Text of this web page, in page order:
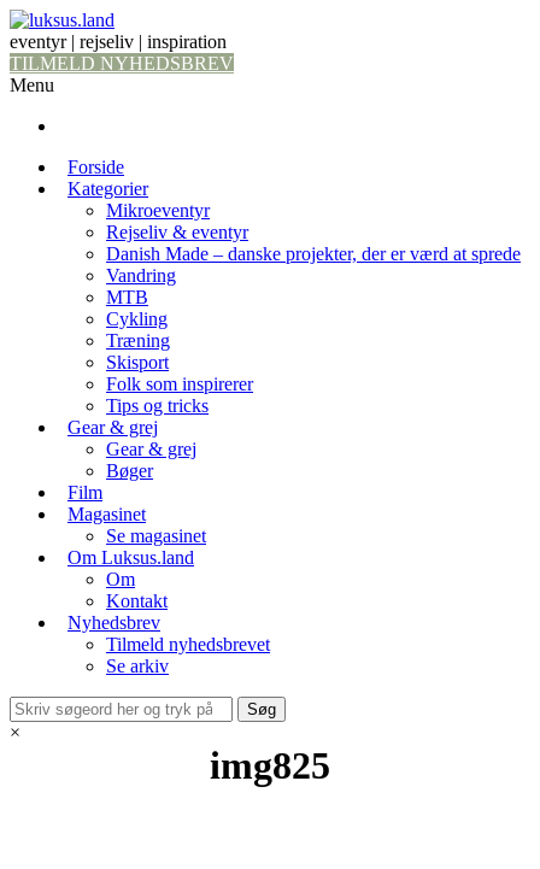
eventyr | rejseliv | inspiration
TILMELD NYHEDSBREV
Menu
Forside
Kategorier
Mikroeventyr
Rejseliv & eventyr
Danish Made – danske projekter, der er værd at sprede
Vandring
MTB
Cykling
Træning
Skisport
Folk som inspirerer
Tips og tricks
Gear & grej
Gear & grej
Bøger
Film
Magasinet
Se magasinet
Om Luksus.land
Om
Kontakt
Nyhedsbrev
Tilmeld nyhedsbrevet
Se arkiv
×
img825